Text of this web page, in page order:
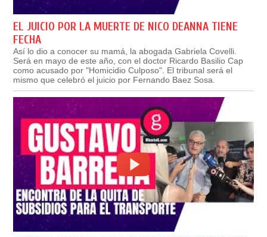
EL JUICIO POR LA MUERTE DE NICO DEANNA TIENE
FECHA
Así lo dio a conocer su mamá, la abogada Gabriela Covelli.
Será en mayo de este año, con el doctor Ricardo Basilio Cap
como acusado por "Homicidio Culposo". El tribunal será el
mismo que celebró el juicio por Fernando Baez Sosa.